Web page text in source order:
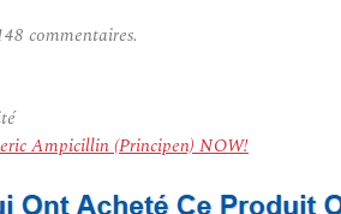
commentaires.
Ampicillin (Principen) NOW!